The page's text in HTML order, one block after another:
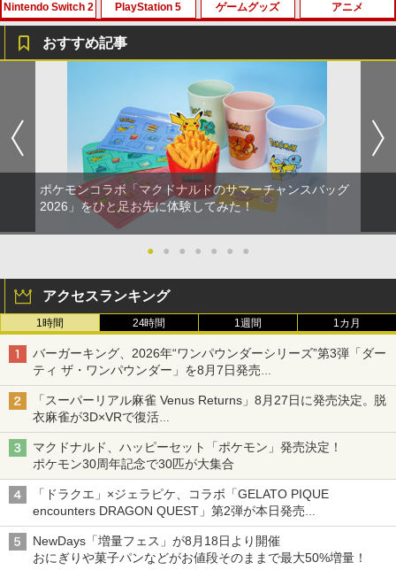
1
【Amazon.co.jp限定】劇場版モノノ怪
(オリジナル特典:オリジナル巾着＋メー
カー特典:【坤と離】二振りの剣、十翼よ
り来たる！スタジオ描き下ろしイラスト
ボード付) [Blu-ray]
￥10,780
劇場版「鬼滅の刃」無限城編 第一章 猗
￥3,964
3
劇場版「鬼滅の刃」無限城編 第一章 猗
窩座再来 通常版 [DVD]
￥3,523
4
劇場版「鬼滅の刃」無限城編 第一章 猗
窩座再来 完全生産限定版 [Blu-ray]
￥8,698
Nintendo Switch 2
【新品】Nintendo Switch2ソフト ゼル
ダの伝説 ティアーズ オブ ザ キングダム
Nintendo Switch 2 Edition【加納店】
￥7,800
ぽこ あ ポケモン
￥7,880
3
ドンキーコング バナンザ [Nintendo Swi
tch 2 専用][ラッピング不可] R-LOGI
￥7,899
4
【PowerA 公式ストア】パワーエー アド
バンテージ・ワイヤレスコントローラー
for Nintendo Switch 2 - ブラック 【任
天堂公式ライセンス商品】送料無料 国内
2年保証
￥7,900
PlayStation 5
KontrolFreek コントロールフリーク FP
Sフリーク Galaxy PlayStation 4 PS4 a
nd PlayStation 5 PS5 | Performance T
humbsticks 旧バージョン 3つ爪
￥1,750
チャージングステーション for DualSen
se® and DualSense Edge™ ワイヤレ
イセンス商品】 国内2年保証
￥2,200
【中古】PS5モンスターハンターワイル
ズ
￥2,237
4
【レビュー評価上昇中】 新型 PS5 Slim /
PS5 Pro 冷却ファン PS5スリム用 冷却
ファン 自動温度検出 3段階風速調整 LED
ライト USB付き 低騒音 急速冷却 放熱
プレステ5スリム用 ディスク/デジタル版
ゲームグッズ
CYBER ・ 高硬度ガラスパネル （ Switc
h2 用）反射防止 ＋ブルーライトカット
タイプ AGC製 強化ガラス 硬度9H 硬度9
Hの鉛筆でもキズがつかない パネルの縁
ラウンドカット加工 飛散防止加工
￥1,760
2
レトロフリーク標準コントローラー グ
レー CY-RF-3R
￥2,200
3
【商品価格40,001円～60,000円】楽天あ
んしん延長保証（自然故障＋物損プラ
ン）同一店舗同時購入のみ 自然故障：メ
ーカー保証期間終了後、保証開始（メー
カー保証期間含め家電5年間/PC・タブレ
ット3年間保証）、物損故障：本保証開
始日から5年間保証
￥4,800
【中古】ドラゴンクエストVII Reimagin
ed -Switch
アニメ
【中古】 コクリコ坂から レンタル落ち
Blu-ray ブルーレイ / [DVD]【メール便送
料無料】
￥1,525
【中古】ファンタジア ダイヤモンド・
ーレイ・セット/Blu−ray Disc/VWBS-1
226
￥2,505
3
新劇場版銀魂 -吉原大炎上ー (通常版)【B
lu-ray】 [ 杉田智和 ]
￥4,118
劇場版 あの日見た花の名前を僕達はま
だ知らない。【通常版】【Blu-ray】 [ 入
野自由 ]
￥4,312
おすすめ記事
ポケモンコラボ「マクドナルドのサマーチャンスバッグ
2026」をひと足お先に体験してみた！
● ● ● ● ● ● ●
アクセスランキング
1時間 24時間 1週間 1カ月
バーガーキング、2026年“ワンパウンダーシリーズ”第3弾「ダー
ティ ザ・ワンパウンダー」を8月7日発売
「特製ガーリックマヨソース」を使用した超大型チーズバーガー
「スーパーリアル麻雀 Venus Returns」8月27日に発売決定。脱
衣麻雀が3D×VRで復活
発売から2週間は20%オフになるセールが実施
マクドナルド、ハッピーセット「ポケモン」発売決定！
ポケモン30周年記念で30匹が大集合
「ドラクエ」×ジェラピケ、コラボ「GELATO PIQUE
encounters DRAGON QUEST」第2弾が本日発売
アイスカップに入ったスライムやわたぼう、ベビーサタンなどが
オリジナルアートで登場
NewDays「増量フェス」が8月18日より開催
おにぎりや菓子パンなどがお値段そのままで最大50%増量！